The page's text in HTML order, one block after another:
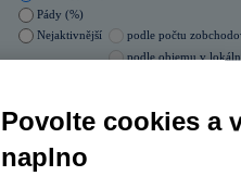
Pády (%)
Nejaktivnější
podle počtu
podle objemu v
ERSTE BANK
PHILIP MORRIS ČR
Povolte cookies a
naplno